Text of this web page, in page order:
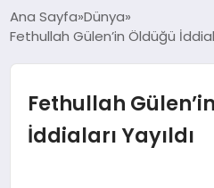
GÜNDEM
MAGAZIN
Ana Sayfa Dünya
Fethullah Gülen’in Öldüğü
Fethullah
İddiaları Yayıldı